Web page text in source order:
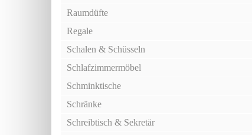
Raumdüfte
Regale
Schalen & Schüsseln
Schlafzimmermöbel
Schminktische
Schränke
Schreibtisch & Sekretär